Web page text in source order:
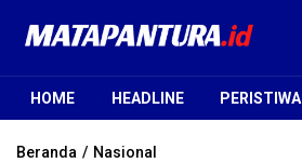
Mata Pantura
Jendela Informasi Terpercaya
HOME HEADLINE PERISTIWA
Beranda Nasional